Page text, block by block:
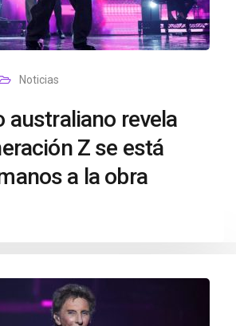
Noticias
australiano revela
Z se está
a la obra